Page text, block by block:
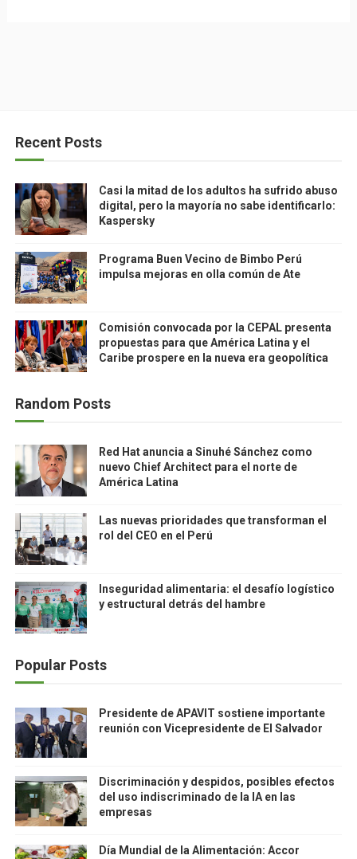
Recent Posts
Casi la mitad de los adultos ha sufrido abuso
digital, pero la mayoría no sabe identificarlo:
Kaspersky
Programa Buen Vecino de Bimbo Perú
impulsa mejoras en olla común de Ate
Comisión convocada por la CEPAL presenta
propuestas para que América Latina y el
Caribe prospere en la nueva era geopolítica
Random Posts
Red Hat anuncia a Sinuhé Sánchez como
nuevo Chief Architect para el norte de
América Latina
Las nuevas prioridades que transforman el
rol del CEO en el Perú
Inseguridad alimentaria: el desafío logístico
y estructural detrás del hambre
Popular Posts
Presidente de APAVIT sostiene importante
reunión con Vicepresidente de El Salvador
Discriminación y despidos, posibles efectos
del uso indiscriminado de la IA en las
empresas
Día Mundial de la Alimentación: Accor